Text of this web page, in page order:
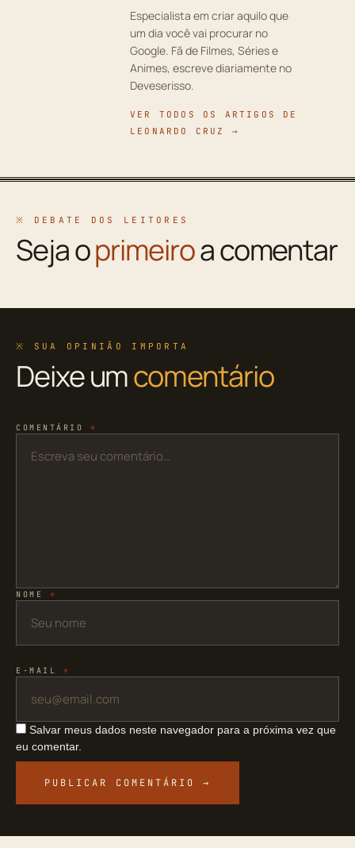
Especialista em criar aquilo que
um dia você vai procurar no
Google. Fã de Filmes, Séries e
Animes, escreve diariamente no
Deveserisso.
VER TODOS OS ARTIGOS DE
LEONARDO CRUZ →
※ DEBATE DOS LEITORES
Seja oprimeiroa comentar
※ SUA OPINIÃO IMPORTA
Deixe umcomentário
COMENTÁRIO *
NOME *
E-MAIL *
Salvar meus dados neste navegador para a próxima vez que
eu comentar.